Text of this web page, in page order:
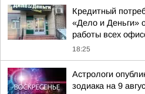
Кредитный
«Дело и Деньги»
работы всех
18:25
Астрологи
зодиака на 9